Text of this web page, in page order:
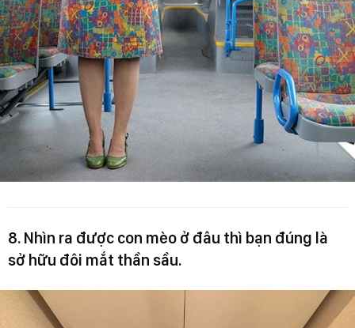
8. Nhìn ra được con mèo ở đâu thì bạn đúng là
sở hữu đôi mắt thần sầu.